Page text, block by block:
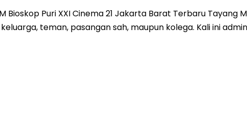
Bioskop Puri XXI Cinema 21 Jakarta Barat Terbaru
teman, pasangan sah, maupun kolega. Kali ini